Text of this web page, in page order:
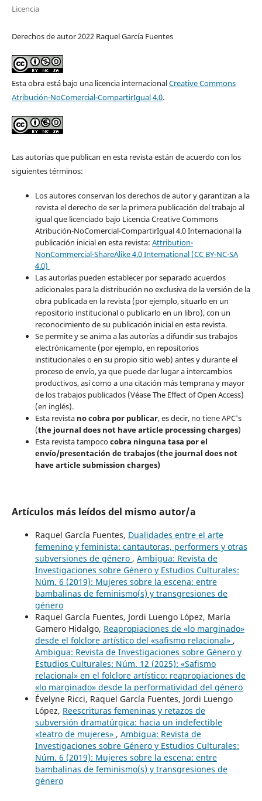
Licencia
Derechos de autor 2022 Raquel García Fuentes
Esta obra está bajo una licencia internacionalCreative Commons
Atribución-NoComercial-CompartirIgual 4.0.
Las autorías que publican en esta revista están de acuerdo con los
siguientes términos:
Los autores conservan los derechos de autor y garantizan a la
revista el derecho de ser la primera publicación del trabajo al
igual que licenciado bajo Licencia Creative Commons
Atribución-NoComercial-CompartirIgual 4.0 Internacional la
publicación inicial en esta revista: Attribution-
NonCommercial-ShareAlike 4.0 International (CC BY-NC-SA
4.0)
Las autorías pueden establecer por separado acuerdos
adicionales para la distribución no exclusiva de la versión de la
obra publicada en la revista (por ejemplo, situarlo en un
repositorio institucional o publicarlo en un libro), con un
reconocimiento de su publicación inicial en esta revista.
Se permite y se anima a las autorías a difundir sus trabajos
electrónicamente (por ejemplo, en repositorios
institucionales o en su propio sitio web) antes y durante el
proceso de envío, ya que puede dar lugar a intercambios
productivos, así como a una citación más temprana y mayor
de los trabajos publicados (Véase The Effect of Open Access)
(en inglés).
Esta revista no cobra por publicar, es decir, no tiene APC's
(the journal does not have article processing charges)
Esta revista tampococobra ninguna tasa por el
envío/presentación de trabajos (the journal does not
have article submission charges)
Artículos más leídos del mismo autor/a
Raquel García Fuentes, Dualidades entre el arte
femenino y feminista: cantautoras, performers y otras
subversiones de género , Ambigua: Revista de
Investigaciones sobre Género y Estudios Culturales:
Núm. 6 (2019): Mujeres sobre la escena: entre
bambalinas de feminismo(s) y transgresiones de
género
Raquel García Fuentes, Jordi Luengo López, María
Gamero Hidalgo, Reapropiaciones de «lo marginado»
desde el folclore artístico del «safismo relacional» ,
Ambigua: Revista de Investigaciones sobre Género y
Estudios Culturales: Núm. 12 (2025): «Safismo
relacional» en el folclore artístico: reapropiaciones de
«lo marginado» desde la performatividad del género
Évelyne Ricci, Raquel García Fuentes, Jordi Luengo
López, Reescrituras femeninas y retazos de
subversión dramatúrgica: hacia un indefectible
«teatro de mujeres» , Ambigua: Revista de
Investigaciones sobre Género y Estudios Culturales:
Núm. 6 (2019): Mujeres sobre la escena: entre
bambalinas de feminismo(s) y transgresiones de
género